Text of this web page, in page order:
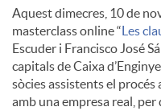
Aquest dimecres, 10 de
masterclass online “Les
Escuder i Francisco José
capitals de Caixa
sòcies assistents el
amb una empresa real,